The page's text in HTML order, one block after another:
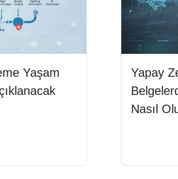
Yaşam
Yapay
Nasıl